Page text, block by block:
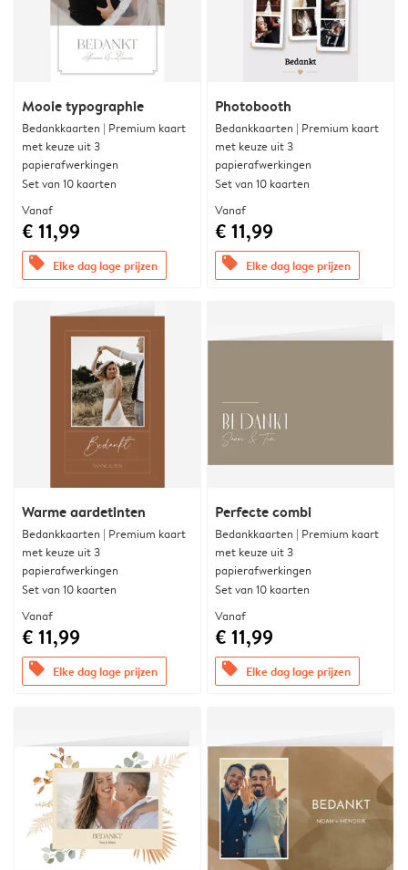
Mooie typographie
Bedankkaarten | Premium kaart
met keuze uit 3
papierafwerkingen
Set van 10 kaarten
Vanaf
€ 11,99
offers Elke dag lage prijzen
Photobooth
Bedankkaarten | Premium kaart
met keuze uit 3
papierafwerkingen
Set van 10 kaarten
Vanaf
€ 11,99
offers Elke dag lage prijzen
Warme aardetinten
Bedankkaarten | Premium kaart
met keuze uit 3
papierafwerkingen
Set van 10 kaarten
Vanaf
€ 11,99
offers Elke dag lage prijzen
Perfecte combi
Bedankkaarten | Premium kaart
met keuze uit 3
papierafwerkingen
Set van 10 kaarten
Vanaf
€ 11,99
offers Elke dag lage prijzen